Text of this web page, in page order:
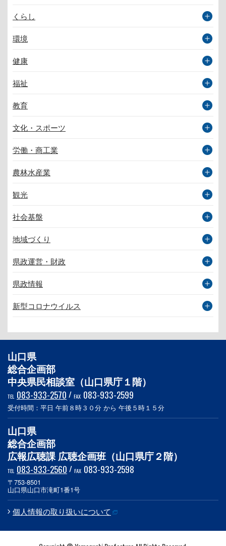
くらし
環境
健康
福祉
教育
文化・スポーツ
労働・商工業
農林水産業
観光
社会基盤
地域づくり
県政運営・財政
県政情報
新型コロナウイルス
山口県
総合企画部
中央県民相談室（山口県庁１階）
TEL 083-933-2570 / FAX 083-933-2599
受付時間：平日 午前８時３０分 から 午後５時１５分
山口県
総合企画部
広報広聴課 広聴企画班（山口県庁２階）
TEL 083-933-2560 / FAX 083-933-2598
〒753-8501
山口県山口市滝町1番1号
個人情報の取り扱いについて